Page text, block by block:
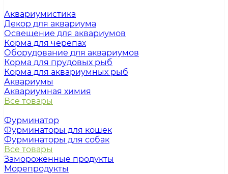
Аквариумистика
Декор для аквариума
Освещение для аквариумов
Корма для черепах
Оборудование для аквариумов
Корма для прудовых рыб
Корма для аквариумных рыб
Аквариумы
Аквариумная химия
Все товары
Фурминатор
Фурминаторы для кошек
Фурминаторы для собак
Все товары
Замороженные продукты
Морепродукты